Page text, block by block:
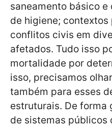
saneamento básico
de higiene;
conflitos civis em
afetados. Tudo isso
mortalidade por
isso, precisamos
também para esses
estruturais. De
de sistemas públicos